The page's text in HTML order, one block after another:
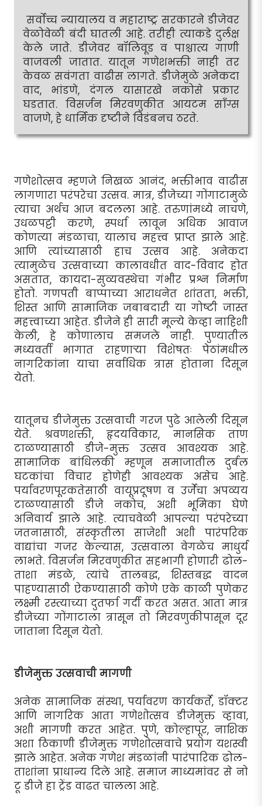
सर्वोच्च न्यायालय व महाराष्ट्र सरकारने डीजेवर
वेळोवेळी बंदी घातली आहे. तरीही त्याकडे दुर्लक्ष
केले जाते. डीजेवर बॉलिवूड व पाश्चात्य गाणी
वाजवली जातात. यातून गणेशभक्ती नाही तर
केवळ सवंगता वाढीस लागते. डीजेमुळे अनेकदा
वाद, भांडणे, दंगल यासारखे नकोसे प्रकार
घडतात. विसर्जन मिरवणुकीत आयटम साँग्स
वाजणे, हे धार्मिक दृष्टीने विडंबनच ठरते.
गणेशोत्सव म्हणजे निखळ आनंद, भक्तीभाव वाढीस
लागणारा परंपरेचा उत्सव. मात्र, डीजेच्या गोंगाटामुळे
त्याचा अर्थच आज बदलला आहे. तरुणांमध्ये नाचणे,
उधळपट्टी करणे, स्पर्धा लावून अधिक आवाज
कोणत्या मंडळाचा, यालाच महत्त्व प्राप्त झाले आहे.
आणि त्यांच्यासाठी हाच उत्सव आहे. अनेकदा
त्यामुळेच उत्सवाच्या कालावधीत वाद-विवाद होत
असतात, कायदा-सुव्यवस्थेचा गंभीर प्रश्न निर्माण
होतो. गणपती बाप्पाच्या आराधनेत शांतता, भक्ती,
शिस्त आणि सामाजिक जबाबदारी या गोष्टी जास्त
महत्त्वाच्या आहेत. डीजेने ही सारी मूल्ये केव्हा नाहिशी
केली, हे कोणालाच समजले नाही. पुण्यातील
मध्यवर्ती भागात राहणार्‍या विशेषतः पेठांमधील
नागरिकांना याचा सर्वाधिक त्रास होताना दिसून
येतो.
यातूनच डीजेमुक्त उत्सवाची गरज पुढे आलेली दिसून
येते. श्रवणशक्ती, हृदयविकार, मानसिक ताण
टाळण्यासाठी डीजे-मुक्त उत्सव आवश्यक आहे.
सामाजिक बांधिलकी म्हणून समाजातील दुर्बल
घटकांचा विचार होणेही आवश्यक असेच आहे.
पर्यावरणपूरकतेसाठी वायूप्रदूषण व उर्जेचा अपव्यय
टाळण्यासाठी डीजे नकोच, अशी भूमिका घेणे
अनिवार्य झाले आहे. त्याचवेळी आपल्या परंपरेच्या
जतनासाठी, संस्कृतीला साजेशी अशी पारंपरिक
वाद्यांचा गजर केल्यास, उत्सवाला वेगळेच माधुर्य
लाभते. विसर्जन मिरवणुकीत सहभागी होणारी ढोल-
ताशा मंडळे, त्यांचे तालबद्ध, शिस्तबद्ध वादन
पाहण्यासाठी ऐकण्यासाठी कोणे एके काळी पुणेकर
लक्ष्मी रस्त्याच्या दुतर्फा गर्दी करत असत. आता मात्र
डीजेच्या गोंगाटाला त्रासून तो मिरवणुकीपासून दूर
जाताना दिसून येतो.
डीजेमुक्त उत्सवाची मागणी
अनेक सामाजिक संस्था, पर्यावरण कार्यकर्ते, डॉक्टर
आणि नागरिक आता गणेशोत्सव डीजेमुक्त व्हावा,
अशी मागणी करत आहेत. पुणे, कोल्हापूर, नाशिक
अशा ठिकाणी डीजेमुक्त गणेशोत्सवाचे प्रयोग यशस्वी
झाले आहेत. अनेक गणेश मंडळांनी पारंपारिक ढोल-
ताशांना प्राधान्य दिले आहे. समाज माध्यमांवर से नो
टू डीजे हा ट्रेंड वाढत चालला आहे.